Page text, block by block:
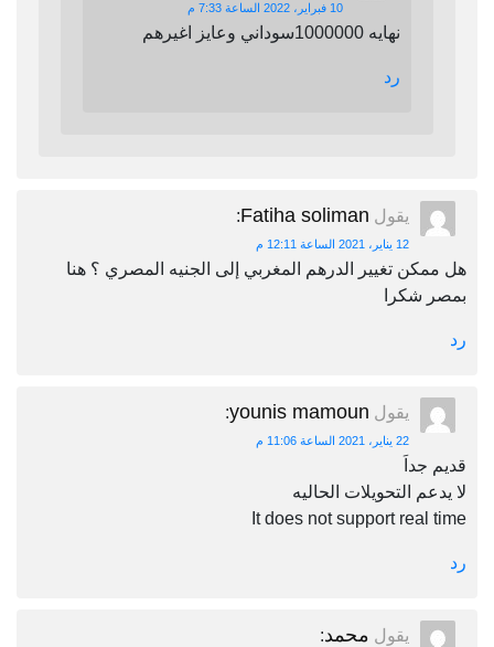
10 فبراير، 2022 الساعة 7:33 م
نهايه 1000000سوداني وعايز اغيرهم
رد
يقول Fatiha soliman
:
12 يناير، 2021 الساعة 12:11 م
هل ممكن تغيير الدرهم المغربي إلى الجنيه المصري ؟ هنا
بمصر شكرا
رد
يقول younis mamoun
:
22 يناير، 2021 الساعة 11:06 م
قديم جداَ
لا يدعم التحويلات الحاليه
It does not support real time
رد
يقول محمد: